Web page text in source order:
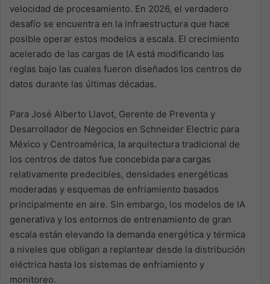
velocidad de procesamiento. En 2026, el verdadero
desafío se encuentra en la infraestructura que hace
posible operar estos modelos a escala. El crecimiento
acelerado de las cargas de IA está modificando las
reglas bajo las cuales fueron diseñados los centros de
datos durante las últimas décadas.
Para José Alberto Llavot, Gerente de Preventa y
Desarrollador de Negocios en Schneider Electric para
México y Centroamérica, la arquitectura tradicional de
los centros de datos fue concebida para cargas
relativamente predecibles, densidades energéticas
moderadas y esquemas de enfriamiento basados
principalmente en aire. Sin embargo, los modelos de IA
generativa y los entornos de entrenamiento de gran
escala están elevando la demanda energética y térmica
a niveles que obligan a replantear desde la distribución
eléctrica hasta los sistemas de enfriamiento y
monitoreo.